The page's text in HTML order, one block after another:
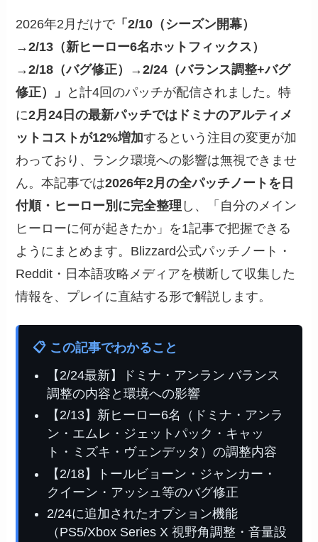
2026年2月だけで「2/10（シーズン開幕）
→2/13（新ヒーロー6名ホットフィックス）
→2/18（バグ修正）→2/24（バランス調整+バグ
修正）」
と計4回のパッチが配信されました。特
に2月24日の最新パッチではドミナのアルティメ
ットコストが12%増加するという注目の変更が加
わっており、ランク環境への影響は無視できませ
ん。本記事では2026年2月の全パッチノートを日
付順・ヒーロー別に完全整理 し、「自分のメイン
ヒーローに何が起きたか」を1記事で把握できる
ようにまとめます。Blizzard公式パッチノート・
Reddit・日本語攻略メディアを横断して収集した
情報を、プレイに直結する形で解説します。
📋 この記事でわかること
【2/24最新】ドミナ・アンラン バランス
調整の内容と環境への影響
【2/13】新ヒーロー6名（ドミナ・アンラ
ン・エムレ・ジェットパック・キャッ
ト・ミズキ・ヴェンデッタ）の調整内容
【2/18】トールビョーン・ジャンカー・
クイーン・アッシュ等のバグ修正
2/24に追加されたオプション機能
（PS5/Xbox Series X 視野角調整・音量設